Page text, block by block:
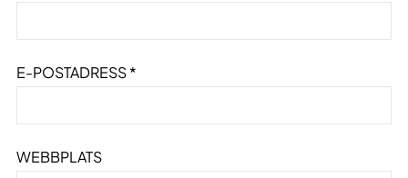
E-POSTADRESS*
WEBBPLATS